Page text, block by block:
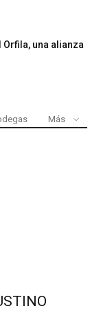
una alianza
Más